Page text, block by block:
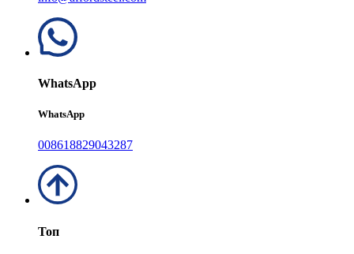
WhatsApp
WhatsApp
008618829043287
Топ